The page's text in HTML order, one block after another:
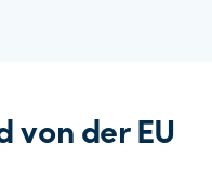
von der EU